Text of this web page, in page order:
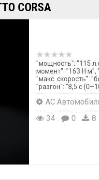
CORSA
"мощность": "115
момент": "163 Н·м",
"макс. скорость":
"разгон": "8,5 с
AC
34
0 8